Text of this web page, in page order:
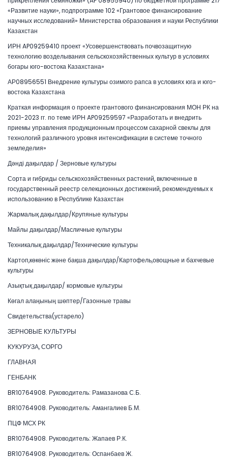
«Развитие науки», подпрограмме 102 «Грантовое финансирование
научных исследований» Министерства образования и науки Республики
Казахстан
ИРН AP09259410 проект «Усовершенствовать почвозащитную
технологию возделывания сельскохозяйственных культур в условиях
богары юго-востока Казахстана»
АР08956551 Внедрение культуры озимого рапса в условиях юга и юго-
востока Казахстана
Краткая информация о проекте грантового финансирования МОН РК на
2021-2023 гг. по теме ИРН AP09259597 «Разработать и внедрить
приемы управления продукционным процессом сахарной свеклы для
технологий различного уровня интенсификации в системе точного
земледелия»
Дәнді дақылдар / Зерновые культуры
Сорта и гибриды сельскохозяйственных растений, включенные в
государственный реестр селекционных достижений, рекомендуемых к
использованию в Республике Казахстан
Жармалық дақылдар/Крупяные культуры
Майлы дақылдар/Масличные культуры
Техникалық дақылдар/Технические культуры
Картоп,көкөніс және бақша дақылдар/Картофель,овощные и бахчевые
культуры
Азықтық дақылдар/ кормовые культуры
Көгал алаңының шөптер/Газонные травы
Свидетельства(устарело)
ЗЕРНОВЫЕ КУЛЬТУРЫ
КУКУРУЗА, СОРГО
ГЛАВНАЯ
ГЕНБАНК
BR10764908. Руководитель: Рамазанова С.Б.
BR10764908. Руководитель: Амангалиев Б.М.
ПЦФ МСХ РК
BR10764908. Руководитель: Жапаев Р.К.
BR10764908. Руководитель: Оспанбаев Ж.